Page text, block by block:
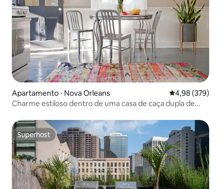
Apartamento ⋅ Nova Orleans 4,98 de uma
4,98 (379)
Charme estiloso dentro de uma casa de caça dupla de
Superhost
Superhost